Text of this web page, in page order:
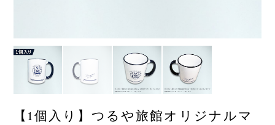
【1個入り】つるや旅館オリジナルマ